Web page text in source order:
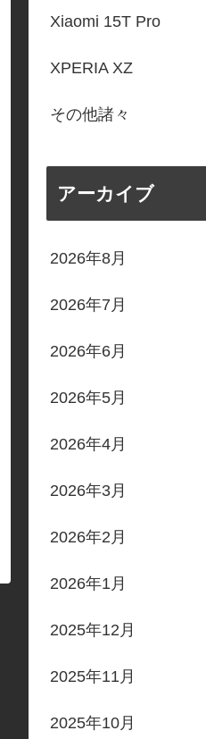
Xiaomi 15T Pro
XPERIA XZ
その他諸々
アーカイブ
2026年8月
2026年7月
2026年6月
2026年5月
2026年4月
2026年3月
2026年2月
2026年1月
2025年12月
2025年11月
2025年10月